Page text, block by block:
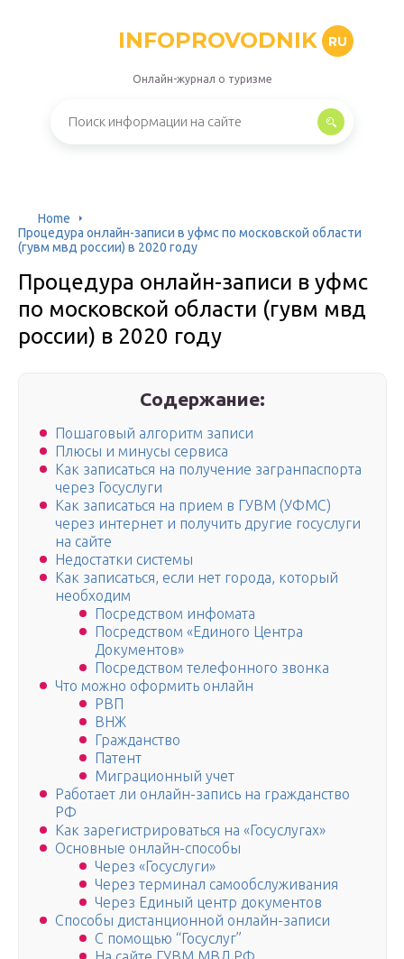
INFOPROVODNIK RU
Онлайн-журнал о туризме
Home
Процедура онлайн-записи в уфмс по московской области
(гувм мвд россии) в 2020 году
Процедура онлайн-записи в уфмс
по московской области (гувм мвд
россии) в 2020 году
Содержание:
Пошаговый алгоритм записи
Плюсы и минусы сервиса
Как записаться на получение загранпаспорта
через Госуслуги
Как записаться на прием в ГУВМ (УФМС)
через интернет и получить другие госуслуги
на сайте
Недостатки системы
Как записаться, если нет города, который
необходим
Посредством инфомата
Посредством «Единого Центра
Документов»
Посредством телефонного звонка
Что можно оформить онлайн
РВП
ВНЖ
Гражданство
Патент
Миграционный учет
Работает ли онлайн-запись на гражданство
РФ
Как зарегистрироваться на «Госуслугах»
Основные онлайн-способы
Через «Госуслуги»
Через терминал самообслуживания
Через Единый центр документов
Способы дистанционной онлайн-записи
С помощью “Госуслуг”